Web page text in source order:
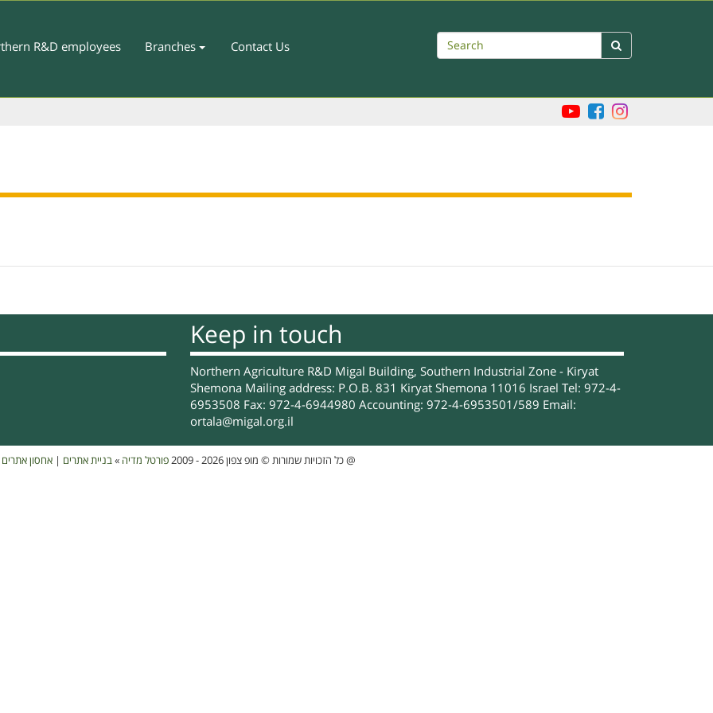
R&D employees Branches Contact Us Search 
Keep in touch
Northern Agriculture R&D Migal Building, Southern Industrial Zone - Kiryat
Shemona Mailing address: P.O.B. 831 Kiryat Shemona 11016 Israel Tel: 972-4-
6953508 Fax: 972-4-6944980 Accounting: 972-4-6953501/589 Email:
ortala@migal.org.il
כל הזכויות שמורות © מופ צפון 2026 - 2009 פורטל מדיה »בניית אתרים |אחסון אתרים @